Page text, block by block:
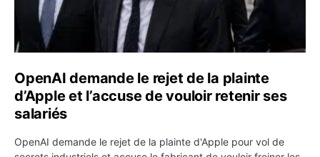
OpenAI demande le rejet de la plainte
d’Apple et l’accuse de vouloir retenir ses
salariés
OpenAI demande le rejet de la plainte d'Apple pour vol de